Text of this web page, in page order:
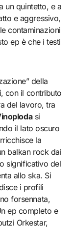
un quintetto, e a
e aggressivo,
contaminazioni
ep è che i testi
della
, con il contributo
del lavoro, tra
si
il lato oscuro
la
balkan rock dai
significativo del
allo ska. Si
i profili
forsennata,
ep completo e
Orkestar,